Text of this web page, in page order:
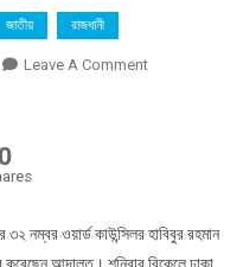
জাতীয় রাজধানী
Leave A CommentOn
0
নম্বর ওয়ার্ড কাউন্সিলর হাবিবুর রহমান